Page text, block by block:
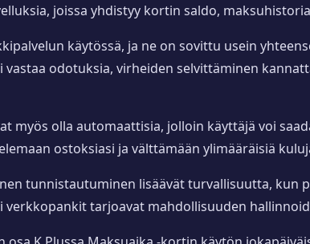
joissa yhdistyy kortin saldo,
käytössä, ja ne on sovittu usein
odotuksia, virheiden selvittäminen
myös olla automaattisia, jolloin käyttäjä voi
ostoksiasi ja välttämään ylimääräisiä
tunnistautuminen lisäävät turvallisuutta, kun
tarjoavat mahdollisuuden